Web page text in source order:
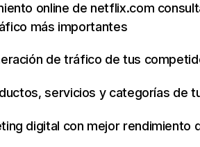
online de netflix.com
más importantes
de tráfico de tus
servicios y categorías de
digital con mejor rendimiento